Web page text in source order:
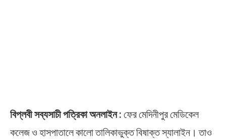
বিপ্লবী সব্যসাচী পত্রিকা অনলাইন : ফের মেদিনীপুর মেডিকেল
কলেজ ও হাসপাতালে কালো তালিকাভুক্ত বিষাক্ত স্যালাইন। তাও